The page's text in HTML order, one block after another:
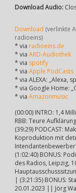
Download Audio:
Download (verlinkte
radioeins)
* via radioeins.de
* via ARD-Audiothek
* via spotify
* via Apple PodCasts
* via ALEXA: „Alexa,
* via Google Home:
* via Amazonmusic
(00:00) INTRO: 1,4
RBB: Teure
(39:29) PODCAST:
Koproduktion mit
(1:02:40) BONUS:
des Radios, Leipzig,
| (3:21:35) BONUS:
20.01.2023 || Jörg